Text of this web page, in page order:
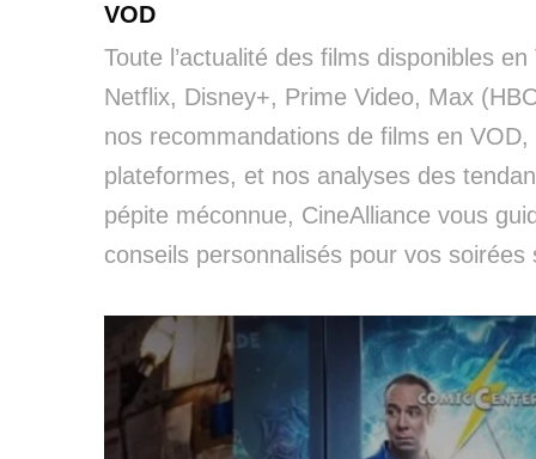
VOD
Toute l’actualité des films disponibles
Netflix, Disney+, Prime Video, Max
nos recommandations de films en
plateformes, et nos analyses des
pépite méconnue, CineAlliance vous
conseils personnalisés pour vos soirées